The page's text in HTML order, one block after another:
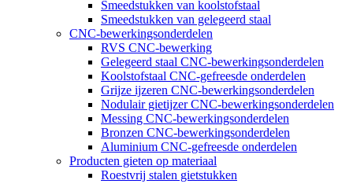
Smeedstukken van koolstofstaal
Smeedstukken van gelegeerd staal
CNC-bewerkingsonderdelen
RVS CNC-bewerking
Gelegeerd staal CNC-bewerkingsonderdelen
Koolstofstaal CNC-gefreesde onderdelen
Grijze ijzeren CNC-bewerkingsonderdelen
Nodulair gietijzer CNC-bewerkingsonderdelen
Messing CNC-bewerkingsonderdelen
Bronzen CNC-bewerkingsonderdelen
Aluminium CNC-gefreesde onderdelen
Producten gieten op materiaal
Roestvrij stalen gietstukken